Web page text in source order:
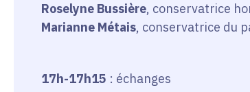
Roselyne Bussière, conservatrice
Marianne Métais, conservatrice du
17h-17h15 : échanges